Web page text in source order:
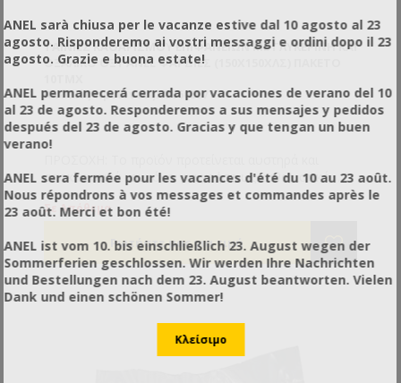
ΤΑΙΝΊΕΣ ΚΑΘΑΡΙΣΜΟΎ ΕΠΙΦΑΝΕΊΩΝ ΜΕ ΓΛΥΚΕΡΊΝΗ ΚΑΙ
ΟΞΑΛΙΚΌ ΟΞΎ ANEL ΦΑΡΔΙΈΣ (150X150ΧΛΣ) ΠΑΚΈΤΟ
Κωδικός προϊόντος: AN60557
αποκλειστικά και μόνο για χρήση ως καθαριστικό
επιφανειών όπως και είναι γνωστοποιημένο στις
αρμόδιες υπηρεσίες. Το προϊόν δεν προτείνεται και
αναγραφόμενων στην ετικέτα του.
Σε Απόθεμα
ANEL sarà chiusa per le vacanze estive dal 10 agosto al 23
agosto. Risponderemo ai vostri messaggi e ordini dopo il 23
agosto. Grazie e buona estate!
ANEL permanecerá cerrada por vacaciones de verano del 10
al 23 de agosto. Responderemos a sus mensajes y pedidos
después del 23 de agosto. Gracias y que tengan un buen
verano!
ANEL sera fermée pour les vacances d'été du 10 au 23 août.
Nous répondrons à vos messages et commandes après le
23 août. Merci et bon été!
ANEL ist vom 10. bis einschließlich 23. August wegen der
Sommerferien geschlossen. Wir werden Ihre Nachrichten
und Bestellungen nach dem 23. August beantworten. Vielen
Dank und einen schönen Sommer!